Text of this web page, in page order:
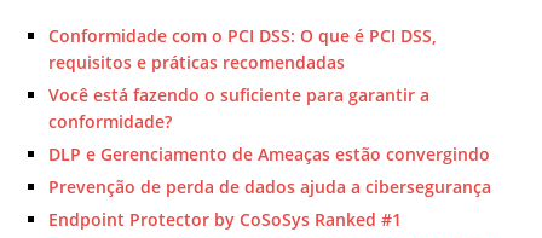
Conformidade com o PCI DSS: O que é PCI DSS,
requisitos e práticas recomendadas
Você está fazendo o suficiente para garantir a
conformidade?
DLP e Gerenciamento de Ameaças estão convergindo
Prevenção de perda de dados ajuda a cibersegurança
Endpoint Protector by CoSoSys Ranked #1